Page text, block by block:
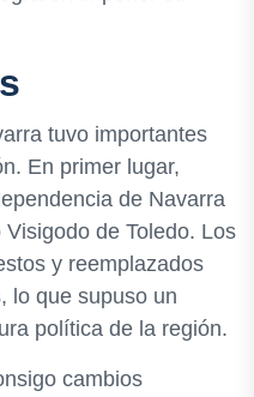
tuvo importantes
En primer lugar,
de Navarra
de Toledo. Los
y reemplazados
lo que supuso un
política de la región.
cambios